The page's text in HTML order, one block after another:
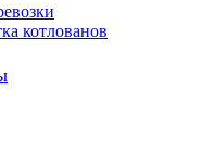
котлованов